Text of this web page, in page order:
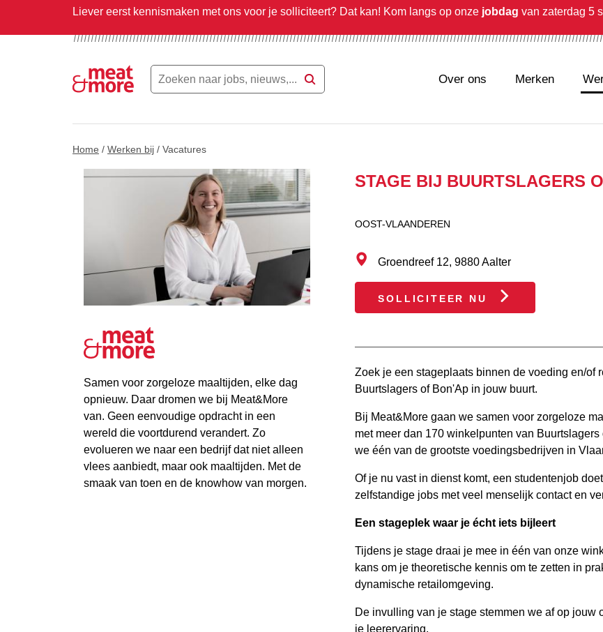
Liever eerst kennismaken met ons voor je solliciteert? Dat kan! Kom langs op onze jobdag van zaterdag 5
Over ons Merken
Home Werken bij Vacatures
Samen voor zorgeloze maaltijden, elke dag
opnieuw. Daar dromen we bij Meat&More
van. Geen eenvoudige opdracht in een
wereld die voortdurend verandert. Zo
evolueren we naar een bedrijf dat niet alleen
vlees aanbiedt, maar ook maaltijden. Met de
smaak van toen en de knowhow van morgen.
STAGE BIJ BUURTSLAGERS
OOST-VLAANDEREN
Groendreef 12, 9880 Aalter
SOLLICITEER NU
Zoek je een stageplaats binnen de voeding en/of
Buurtslagers of Bon'Ap in jouw buurt.
Bij Meat&More gaan we samen voor zorgeloze
met meer dan 170 winkelpunten van
we één van de grootste voedingsbedrijven in
Of je nu vast in dienst komt, een studentenjob
zelfstandige jobs met veel menselijk contact en
Een stageplek waar je écht iets bijleert
Tijdens je stage draai je mee in één van onze
kans om je theoretische kennis om te zetten in
dynamische retailomgeving.
De invulling van je stage stemmen we af op
je leerervaring.